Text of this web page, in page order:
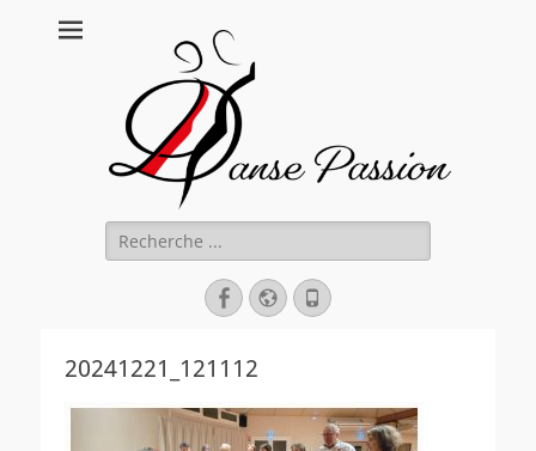
Rechercher :
Facebook
Site
web
Tél
20241221_121112